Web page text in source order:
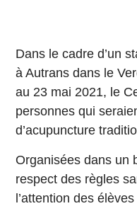
Dans le cadre d’un
à Autrans dans le
au 23 mai 2021, le
personnes qui
d’acupuncture
Organisées dans un
respect des règles
l’attention des